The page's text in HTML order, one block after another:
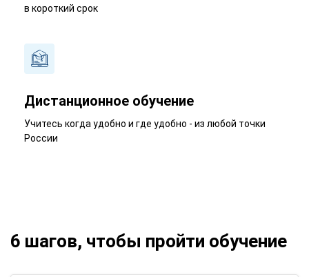
в короткий срок
Дистанционное обучение
Учитесь когда удобно и где удобно - из любой точки
России
6 шагов, чтобы пройти обучение